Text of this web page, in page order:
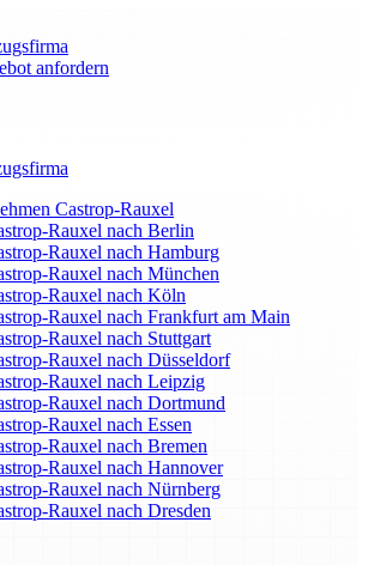
anfordern
Castrop-Rauxel
Rauxel nach Berlin
Rauxel nach Hamburg
Rauxel nach München
Rauxel nach Köln
Rauxel nach Frankfurt am Main
Rauxel nach Stuttgart
Rauxel nach Düsseldorf
Rauxel nach Leipzig
Rauxel nach Dortmund
Rauxel nach Essen
Rauxel nach Bremen
Rauxel nach Hannover
Rauxel nach Nürnberg
Rauxel nach Dresden